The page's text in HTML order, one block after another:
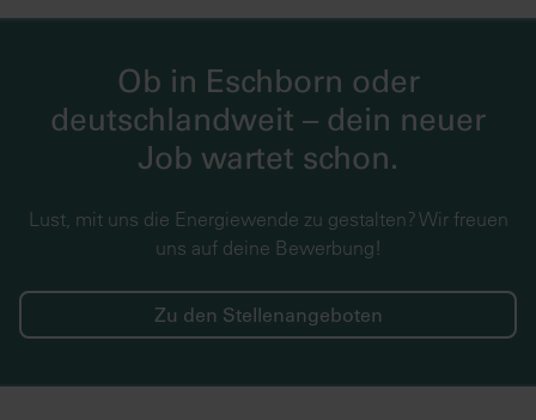
Ob in Eschborn oder
deutschlandweit – dein neuer
Job wartet schon.
Lust, mit uns die Energiewende zu gestalten? Wir freuen
uns auf deine Bewerbung!
Zu den Stellenangeboten